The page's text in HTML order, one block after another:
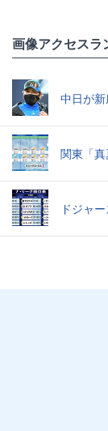
画像アクセスラ
中日が
関東「
ドジャ